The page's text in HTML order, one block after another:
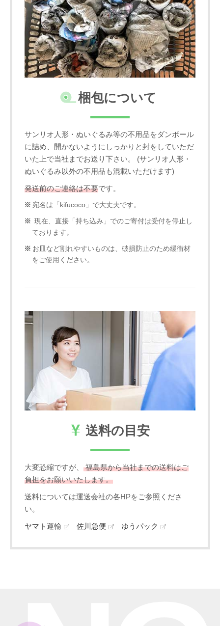
梱包について
サンリオ人形・ぬいぐるみ等の不用品をダンボール
に詰め、開かないようにしっかりと封をしていただ
いた上で当社までお送り下さい。 (サンリオ人形・
ぬいぐるみ以外の不用品も混載いただけます)
発送前のご連絡は不要です。
宛名は「kifucoco」で大丈夫です。
現在、直接「持ち込み」でのご寄付は受付を停止し
ております。
お皿など割れやすいものは、破損防止のため緩衝材
をご使用ください。
送料の目安
大変恐縮ですが、 福島県から当社までの送料はご
負担をお願いいたします。
送料については運送会社の各HPをご参照くださ
い。
ヤマト運輸 佐川急便 ゆうパック